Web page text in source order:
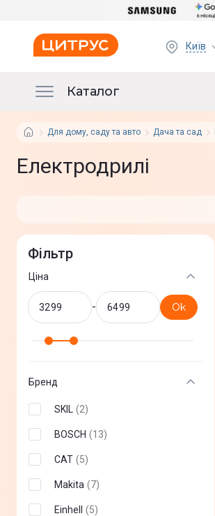
Київ
Каталог
Для дому, саду та авто Дача та сад
Електродрилі
Фільтр
Ціна
- Ok
Бренд
SKIL (2)
BOSCH (13)
CAT (5)
Makita (7)
Einhell (5)